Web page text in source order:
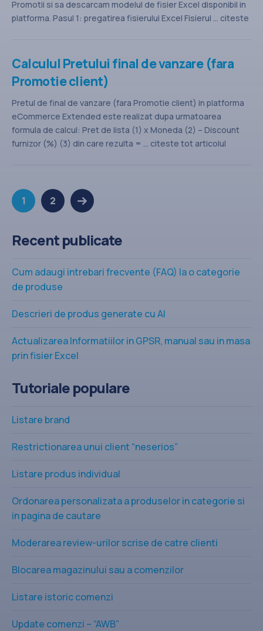
Promotii si sa descarcam modelul de fisier Excel disponibil in
platforma. Pasul 1: pregatirea fisierului Excel Fisierul ... citeste
Calculul Pretului final de vanzare (fara
Promotie client)
Pretul de final de vanzare (fara Promotie client) in platforma
eCommerce Extended este realizat dupa urmatoarea
formula de calcul: Pret de lista (1) x Moneda (2) – Discount
furnizor (%) (3) din care rezulta = ... citeste tot articolul
1 2
Recent publicate
Cum adaugi intrebari frecvente (FAQ) la o categorie
de produse
Descrieri de produs generate cu AI
Actualizarea Informatiilor in GPSR, manual sau in masa
prin fisier Excel
Tutoriale populare
Listare brand
Restrictionarea unui client “neserios”
Listare produs individual
Ordonarea personalizata a produselor in categorie si
in pagina de cautare
Moderarea review-urilor scrise de catre clienti
Blocarea magazinului sau a comenzilor
Listare istoric comenzi
Update comenzi – “AWB”